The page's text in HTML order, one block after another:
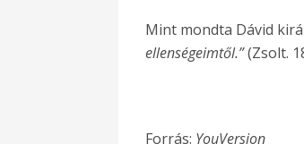
Mint mondta Dávid
ellenségeimtől.”(Zsolt.
Forrás: YouVersion